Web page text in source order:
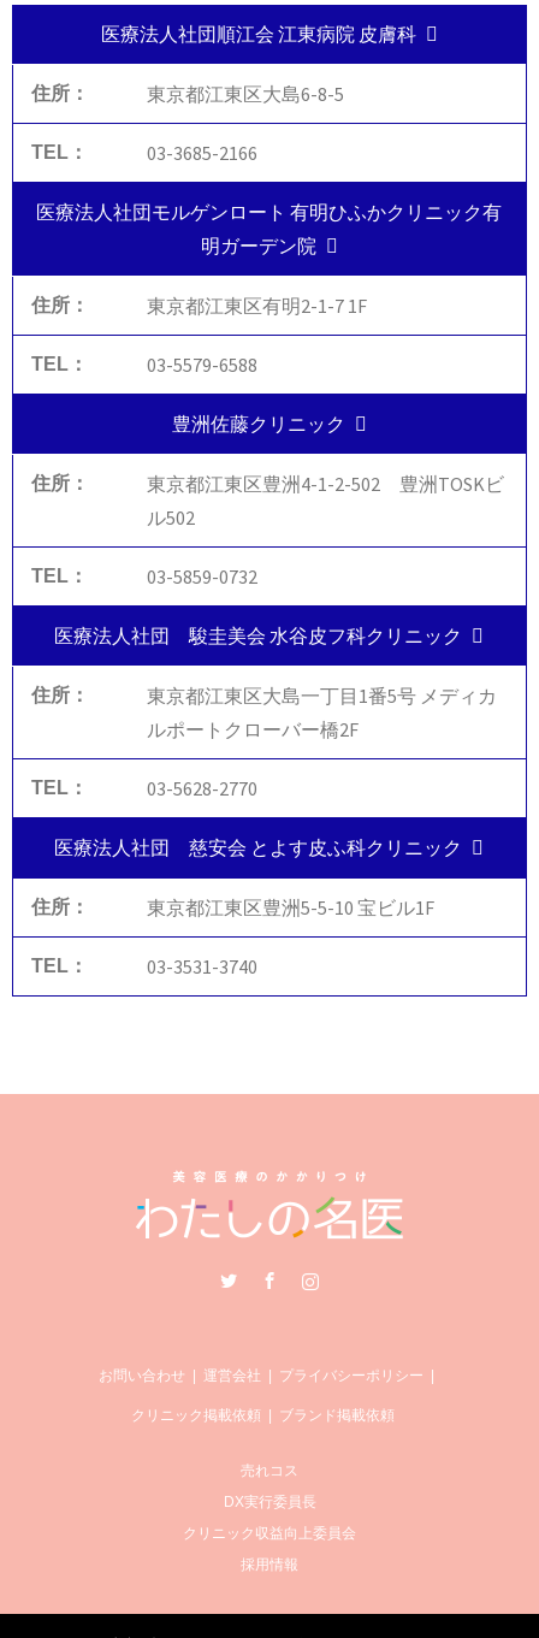
医療法人社団順江会 江東病院 皮膚科
東京都江東区大島6-8-5
03-3685-2166
医療法人社団モルゲンロート 有明ひふかクリニック有
明ガーデン院
東京都江東区有明2-1-7 1F
03-5579-6588
豊洲佐藤クリニック
東京都江東区豊洲4-1-2-502 豊洲TOSKビ
ル502
03-5859-0732
医療法人社団 駿圭美会 水谷皮フ科クリニック
東京都江東区大島一丁目1番5号 メディカ
ルポートクローバー橋2F
03-5628-2770
医療法人社団 慈安会 とよす皮ふ科クリニック
東京都江東区豊洲5-5-10 宝ビル1F
03-3531-3740
Instagram
お問い合わせ 運営会社 プライバシーポリシー
クリニック掲載依頼 ブランド掲載依頼
売れコス
DX実行委員長
クリニック収益向上委員会
採用情報